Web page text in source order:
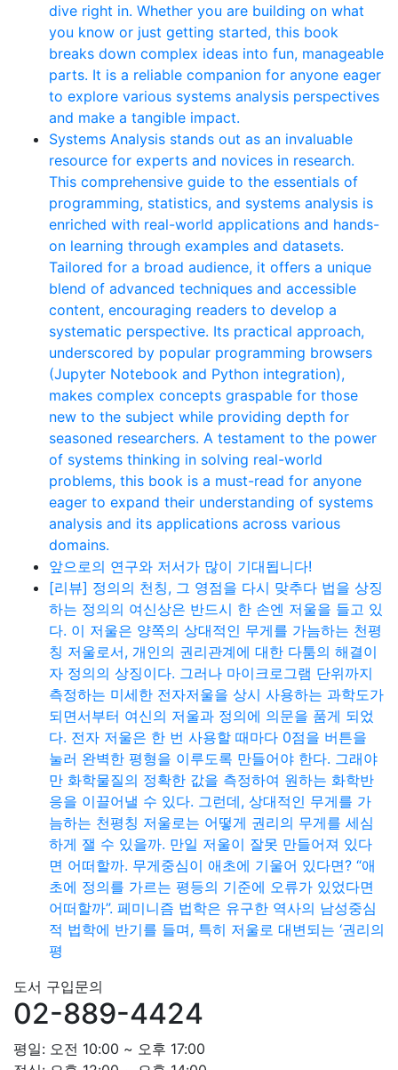
dive right in. Whether you are building on what
you know or just getting started, this book
breaks down complex ideas into fun, manageable
parts. It is a reliable companion for anyone eager
to explore various systems analysis perspectives
and make a tangible impact.
Systems Analysis stands out as an invaluable
resource for experts and novices in research.
This comprehensive guide to the essentials of
programming, statistics, and systems analysis is
enriched with real-world applications and hands-
on learning through examples and datasets.
Tailored for a broad audience, it offers a unique
blend of advanced techniques and accessible
content, encouraging readers to develop a
systematic perspective. Its practical approach,
underscored by popular programming browsers
(Jupyter Notebook and Python integration),
makes complex concepts graspable for those
new to the subject while providing depth for
seasoned researchers. A testament to the power
of systems thinking in solving real-world
problems, this book is a must-read for anyone
eager to expand their understanding of systems
analysis and its applications across various
domains.
앞으로의 연구와 저서가 많이 기대됩니다!
[리뷰] 정의의 천칭, 그 영점을 다시 맞추다 법을 상징
하는 정의의 여신상은 반드시 한 손엔 저울을 들고 있
다. 이 저울은 양쪽의 상대적인 무게를 가늠하는 천평
칭 저울로서, 개인의 권리관계에 대한 다툼의 해결이
자 정의의 상징이다. 그러나 마이크로그램 단위까지
측정하는 미세한 전자저울을 상시 사용하는 과학도가
되면서부터 여신의 저울과 정의에 의문을 품게 되었
다. 전자 저울은 한 번 사용할 때마다 0점을 버튼을
눌러 완벽한 평형을 이루도록 만들어야 한다. 그래야
만 화학물질의 정확한 값을 측정하여 원하는 화학반
응을 이끌어낼 수 있다. 그런데, 상대적인 무게를 가
늠하는 천평칭 저울로는 어떻게 권리의 무게를 세심
하게 잴 수 있을까. 만일 저울이 잘못 만들어져 있다
면 어떠할까. 무게중심이 애초에 기울어 있다면? “애
초에 정의를 가르는 평등의 기준에 오류가 있었다면
어떠할까”. 페미니즘 법학은 유구한 역사의 남성중심
적 법학에 반기를 들며, 특히 저울로 대변되는 ‘권리의
평
도서 구입문의
02-889-4424
평일: 오전 10:00 ~ 오후 17:00